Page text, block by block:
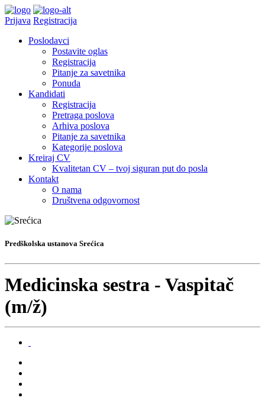
Prijava Registracija
Poslodavci
Postavite oglas
Registracija
Pitanje za savetnika
Ponuda
Kandidati
Registracija
Pretraga poslova
Arhiva poslova
Pitanje za savetnika
Kategorije poslova
Kreiraj CV
Kvalitetan CV – tvoj siguran put do posla
Kontakt
O nama
Društvena odgovornost
Predškolska ustanova Srećica
Medicinska sestra - Vaspitač
(m/ž)